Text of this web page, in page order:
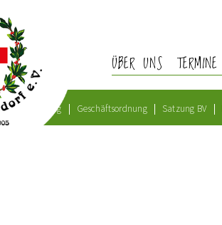
ÜBER UNS TERMINE
Satzung Geschäftsordnung Satzung BV